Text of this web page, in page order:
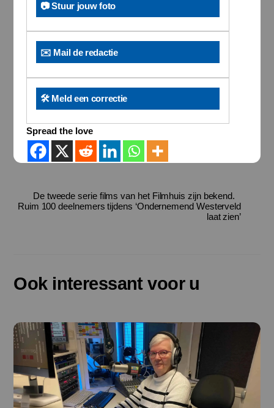
📷 Stuur jouw foto
✉️ Mail de redactie
🛠️ Meld een correctie
Spread the love
De tweede serie films van het Filmhuis zijn bekend.
Ruim 100 deelnemers tijdens ‘Ondernemend Westerveld
laat zien’
Ook interessant voor u